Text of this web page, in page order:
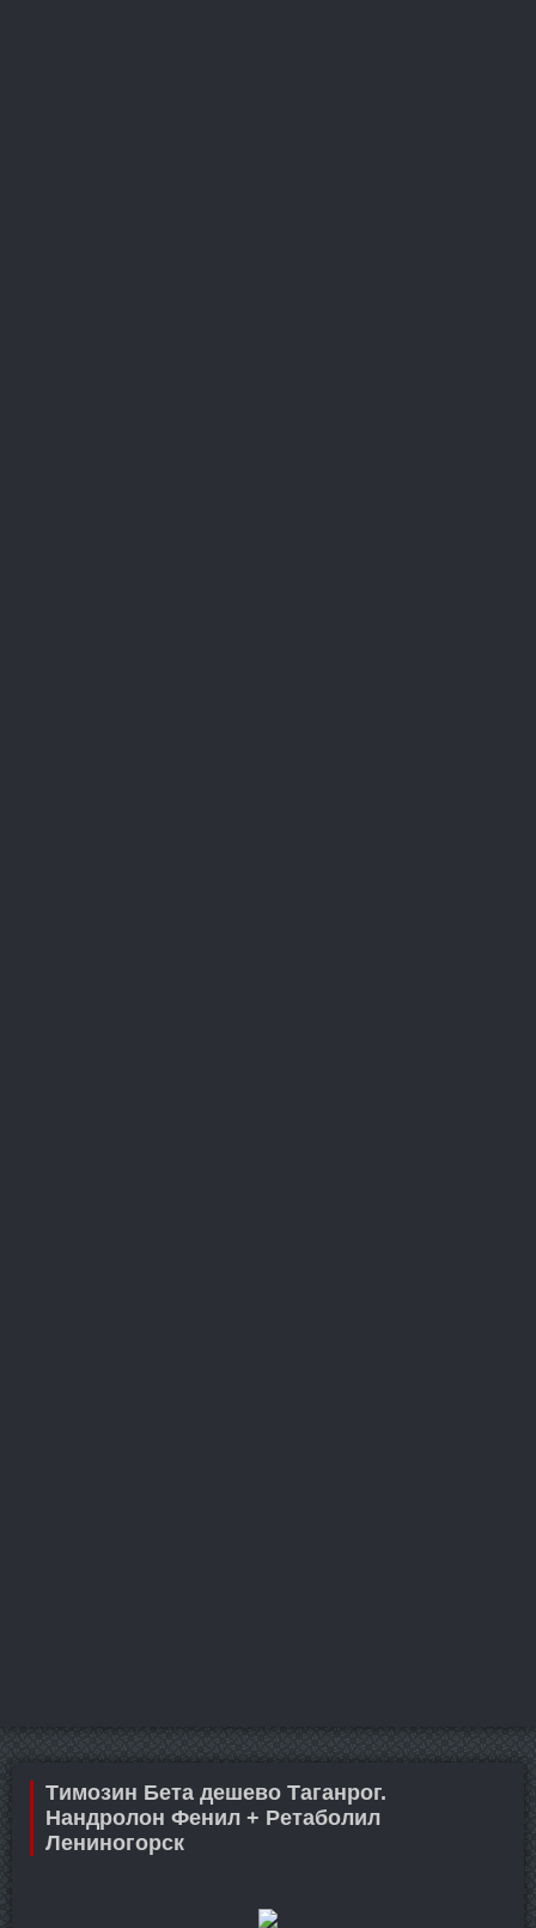
Tимозин Бета дешево Таганрог.
Нандролон Фенил + Ретаболил
Лениногорск